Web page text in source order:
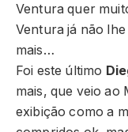
Ventura quer
Ventura já não
mais…
Foi este último
mais, que veio ao
exibição como a